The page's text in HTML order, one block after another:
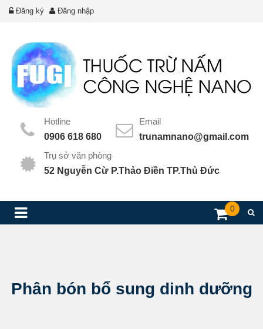
Đăng ký Đăng nhập
Hotline
0906 618 680
Email
trunamnano@gmail.com
Trụ sở văn phòng
52 Nguyễn Cừ P.Thảo Điền TP.Thủ Đức
0
Phân bón bổ sung dinh dưỡng